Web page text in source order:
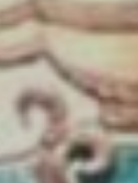
ス
21再発見
らい21の取組
メントの推進
21の街づくり